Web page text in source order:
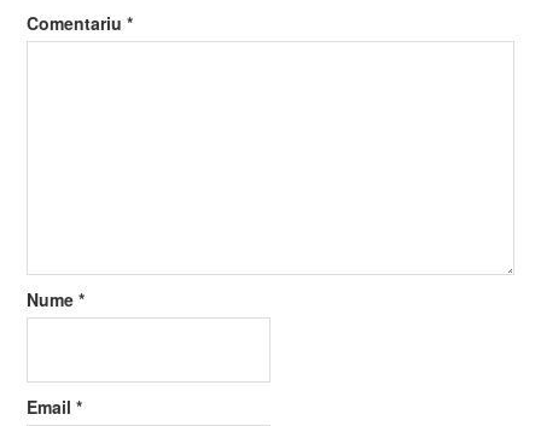
Comentariu*
Nume*
Email*